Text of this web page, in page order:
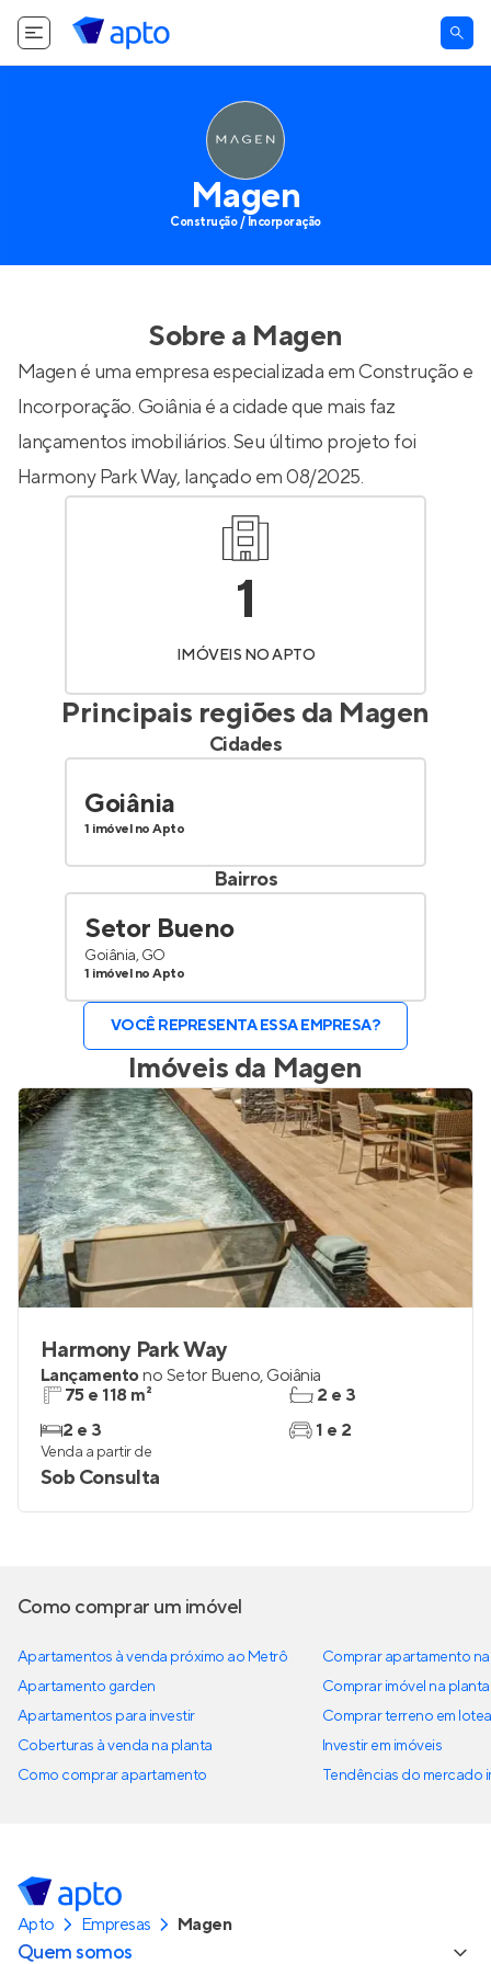
Magen
Construção / Incorporação
Sobre a Magen
Magen é uma empresa especializada em Construção e
Incorporação. Goiânia é a cidade que mais faz
lançamentos imobiliários. Seu último projeto foi
Harmony Park Way, lançado em 08/2025.
1
IMÓVEIS NO APTO
Principais regiões da Magen
Cidades
Goiânia
1 imóvel no Apto
Bairros
Setor Bueno
Goiânia, GO
1 imóvel no Apto
VOCÊ REPRESENTA ESSA EMPRESA?
Imóveis da Magen
Harmony Park Way
Lançamentono Setor Bueno, Goiânia
75 e 118 m²
2 e 3
2 e 3
1 e 2
Venda a partir de
Sob Consulta
Como comprar um imóvel
Apartamentos à venda próximo ao Metrô
Apartamento garden
Apartamentos para investir
Coberturas à venda na planta
Como comprar apartamento
Comprar apartamento
Comprar imóvel na planta
Comprar terreno em
Investir em imóveis
Tendências do mercado
Apto Empresas Magen
Quem somos